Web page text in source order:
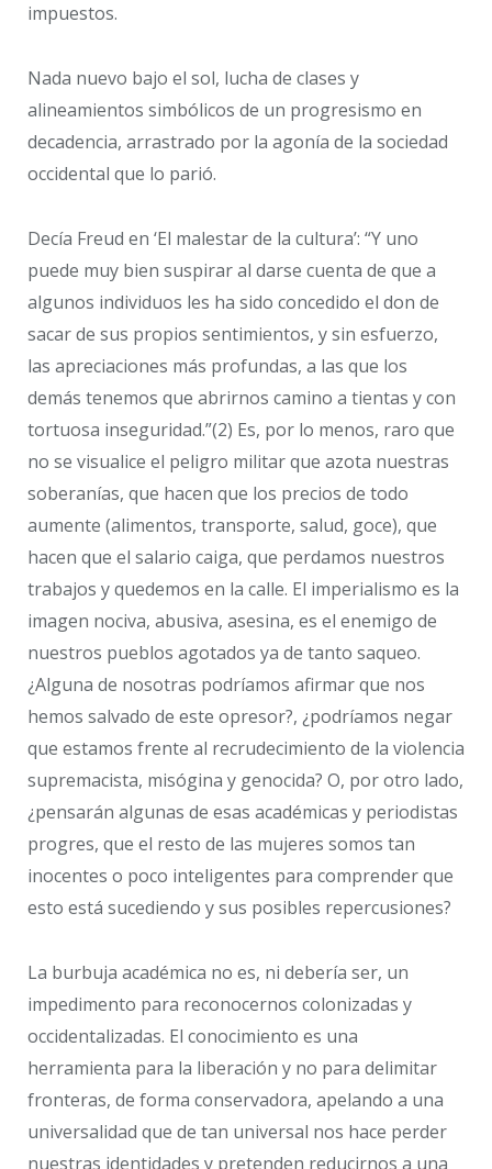
impuestos.
Nada nuevo bajo el sol, lucha de clases y
alineamientos simbólicos de un progresismo en
decadencia, arrastrado por la agonía de la sociedad
occidental que lo parió.
Decía Freud en ‘El malestar de la cultura’: “Y uno
puede muy bien suspirar al darse cuenta de que a
algunos individuos les ha sido concedido el don de
sacar de sus propios sentimientos, y sin esfuerzo,
las apreciaciones más profundas, a las que los
demás tenemos que abrirnos camino a tientas y con
tortuosa inseguridad.”(2) Es, por lo menos, raro que
no se visualice el peligro militar que azota nuestras
soberanías, que hacen que los precios de todo
aumente (alimentos, transporte, salud, goce), que
hacen que el salario caiga, que perdamos nuestros
trabajos y quedemos en la calle. El imperialismo es la
imagen nociva, abusiva, asesina, es el enemigo de
nuestros pueblos agotados ya de tanto saqueo.
¿Alguna de nosotras podríamos afirmar que nos
hemos salvado de este opresor?, ¿podríamos negar
que estamos frente al recrudecimiento de la violencia
supremacista, misógina y genocida? O, por otro lado,
¿pensarán algunas de esas académicas y periodistas
progres, que el resto de las mujeres somos tan
inocentes o poco inteligentes para comprender que
esto está sucediendo y sus posibles repercusiones?
La burbuja académica no es, ni debería ser, un
impedimento para reconocernos colonizadas y
occidentalizadas. El conocimiento es una
herramienta para la liberación y no para delimitar
fronteras, de forma conservadora, apelando a una
universalidad que de tan universal nos hace perder
nuestras identidades y pretenden reducirnos a una